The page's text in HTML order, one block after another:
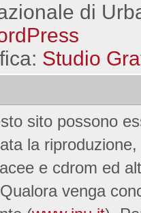
di
Studio
sito possono
la
e cdrom ed
venga